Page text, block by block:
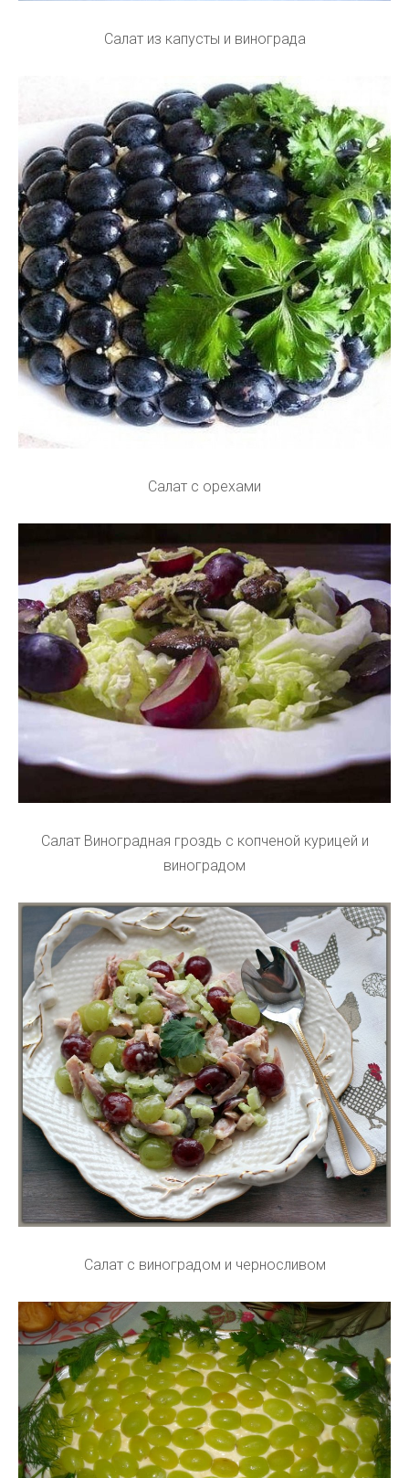
Салат из капусты и винограда
Салат с орехами
Салат Виноградная гроздь с копченой курицей и
виноградом
Салат с виноградом и черносливом